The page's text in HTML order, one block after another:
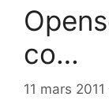
co…
11 mars 2011